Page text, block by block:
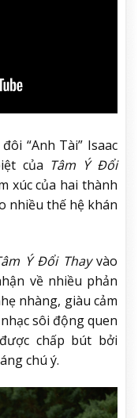
“Anh Tài” Isaac
của Tâm Ý Đổi
xúc của hai thành
nhiều thế hệ khán
Ý Đổi Thayvào
về nhiều phản
nhàng, giàu cảm
sôi động quen
chấp bút bởi
chú ý.